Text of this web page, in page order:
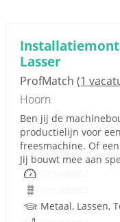
Lasser
ProfMatch (1
Hoorn
Ben jij de
productielijn voor
freesmachine. Of
Jij bouwt mee aan
Metaal, Lassen,